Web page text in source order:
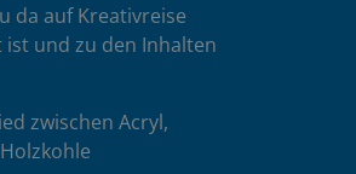
da auf Kreativreise
und zu den Inhalten
zwischen Acryl,